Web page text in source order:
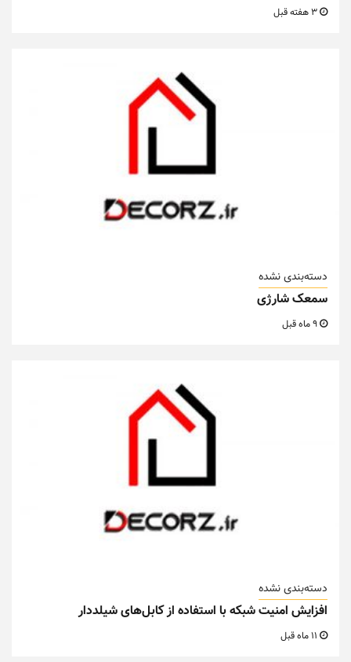
دسته‌بندی نشده
سمعک شارژی
دسته‌بندی نشده
افزایش امنیت شبکه با استفاده از کابل‌های شیلددار